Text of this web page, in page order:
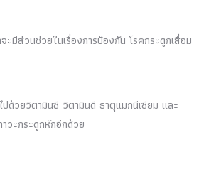
มีส่วนช่วยในเรื่องการป้องกัน โรคกระดูกเสื่อม
ด้วยวิตามินซี วิตามินดี ธาตุแมกนีเซียม และ
วะกระดูกหักอีกด้วย